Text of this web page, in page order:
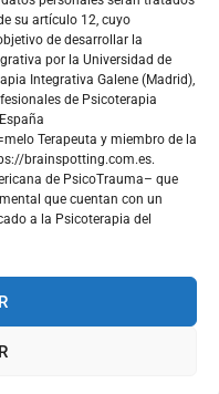
su artículo 12, cuyo
de desarrollar la
por la Universidad de
Integrativa Galene (Madrid),
de Psicoterapia
Terapeuta y miembro de la
brainspotting.com.es.
de PsicoTrauma– que
que cuentan con un
a la Psicoterapia del
Persona
legal y términos de uso